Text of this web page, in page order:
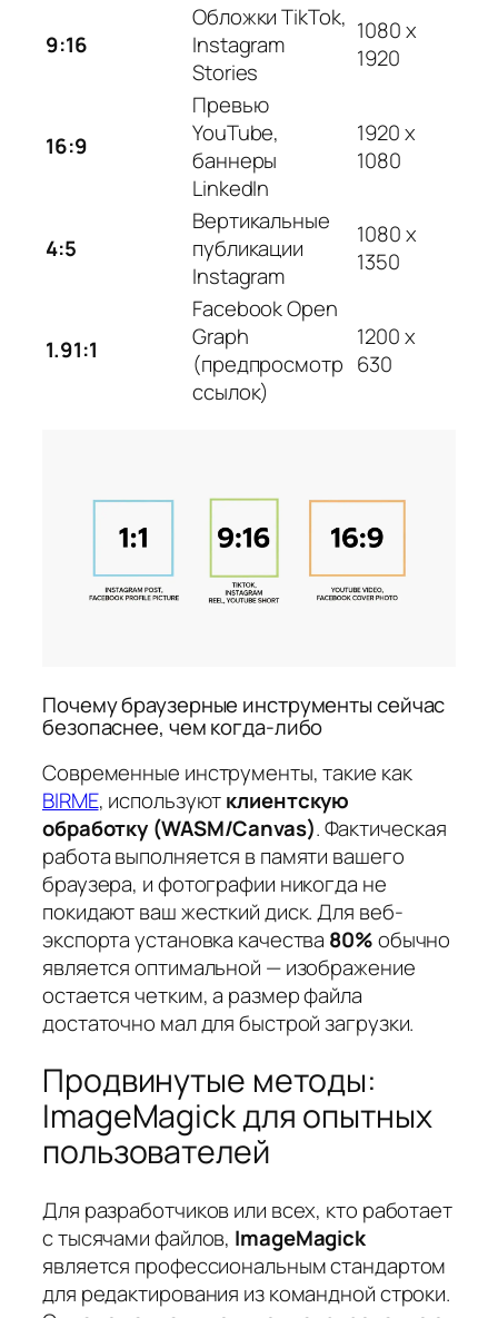
9:16
Обложки TikTok,
Instagram
Stories
1080 x
1920
16:9
Превью
YouTube,
баннеры
LinkedIn
1920 x
1080
4:5
Вертикальные
публикации
Instagram
1080 x
1350
1.91:1
Facebook Open
Graph
(предпросмотр
ссылок)
1200 x
630
Почему браузерные инструменты сейчас
безопаснее, чем когда-либо
Современные инструменты, такие как
BIRME, используютклиентскую
обработку (WASM/Canvas). Фактическая
работа выполняется в памяти вашего
браузера, и фотографии никогда не
покидают ваш жесткий диск. Для веб-
экспорта установка качества 80%обычно
является оптимальной — изображение
остается четким, а размер файла
достаточно мал для быстрой загрузки.
Продвинутые методы:
ImageMagick для опытных
пользователей
Для разработчиков или всех, кто работает
с тысячами файлов, ImageMagick
является профессиональным стандартом
для редактирования из командной строки.